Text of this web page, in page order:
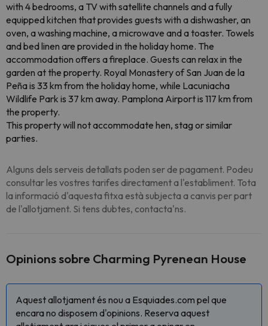
with 4 bedrooms, a TV with satellite channels and a fully
equipped kitchen that provides guests with a dishwasher, an
oven, a washing machine, a microwave and a toaster. Towels
and bed linen are provided in the holiday home. The
accommodation offers a fireplace. Guests can relax in the
garden at the property. Royal Monastery of San Juan de la
Peña is 33 km from the holiday home, while Lacuniacha
Wildlife Park is 37 km away. Pamplona Airport is 117 km from
the property.
This property will not accommodate hen, stag or similar
parties.
Alguns dels serveis detallats poden ser de pagament. Podeu
consultar les vostres tarifes directament a l'establiment. Tota
la informació d'aquesta fitxa està subjecta a canvis per part
de l'allotjament. Si tens dubtes, contacta'ns.
Opinions sobre Charming Pyrenean House
Aquest allotjament és nou a Esquiades.com pel que
encara no disposem d'opinions. Reserva aquest